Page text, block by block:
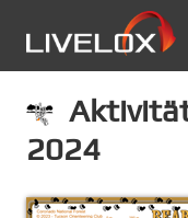
2024